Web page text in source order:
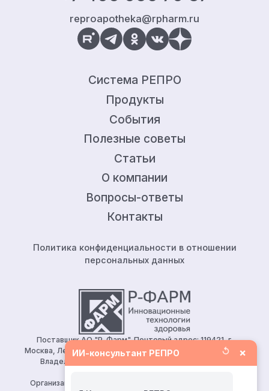
reproapotheka@rpharm.ru
Система РЕПРО
Продукты
События
Полезные советы
Статьи
О компании
Вопросы-ответы
Контакты
Политика конфиденциальности в отношении
персональных данных
Поставщик АО "Р-Фарм". Почтовый адрес: 119421, г.
Москва, Ленинский проспект, д.111, корп.1, этаж 5, ком.128.
Владелец сайта: АО «Р-Фарм» 123154, Москва, ул.
Организация, уполномоченная принимать претензии от
ИИ-консультант РЕПРО ↺ ×